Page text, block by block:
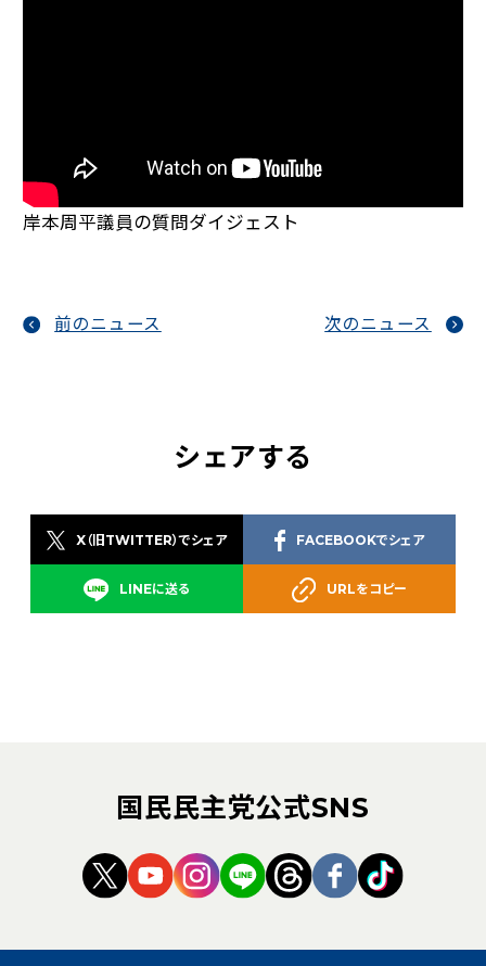
岸本周平議員の質問ダイジェスト
前のニュース 次のニュース
シェアする
X（旧TWITTER）でシェア
LINEに送る
FACEBOOKでシェア
URLをコピー
国民民主党公式SNS
（新しいタブで開く）
（新しいタブで開く）
（新しいタブで開く）
（新しいタブで開く）
（新しいタブで開
（新しいタブ
（新しい